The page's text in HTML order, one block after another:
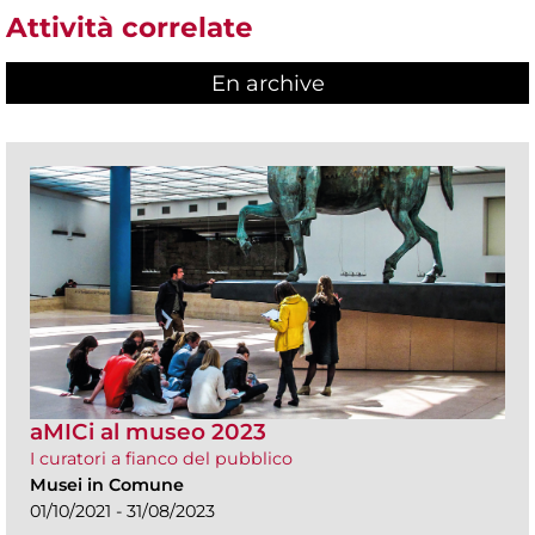
Attività correlate
En archive
aMICi al museo 2023
I curatori a fianco del pubblico
Musei in Comune
01/10/2021 - 31/08/2023